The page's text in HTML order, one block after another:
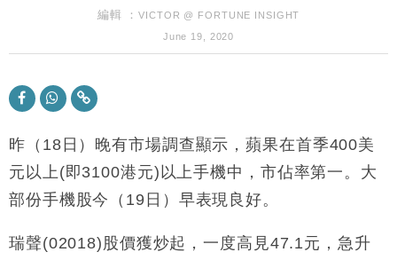
財經｜SA售股自救後再出手 斥4億美元押注未上市公
司
11:30
市場落地
東京半島
13:12
國際｜特朗普赴洛杉磯高球場活動前 男子攜槍彈被捕
編輯 ：VICTOR @ FORTUNE INSIGHT
June 19, 2020
昨（18日）晚有市場調查顯示，蘋果在首季400美
元以上(即3100港元)以上手機中，市佔率第一。大
部份手機股今（19日）早表現良好。
瑞聲(02018)股價獲炒起，一度高見47.1元，急升